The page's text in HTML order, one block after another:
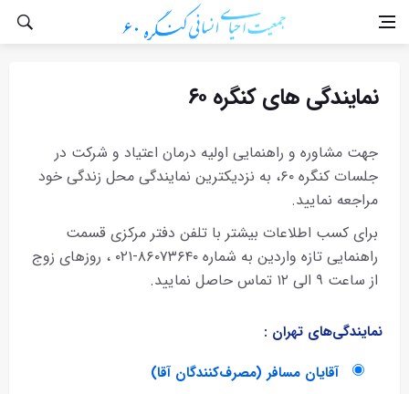
نمایندگی های کنگره ۶۰
جهت مشاوره و راهنمایی اولیه درمان اعتیاد و شرکت در
جلسات کنگره ۶۰، به نزدیکترین نمایندگی محل زندگی خود
مراجعه نمایید.
برای کسب اطلاعات بیشتر با تلفن دفتر مرکزی قسمت
راهنمایی تازه واردین به شماره ۸۶۰۷۳۶۴۰-۰۲۱ ، روزهای زوج
از ساعت ۹ الی ۱۲ تماس حاصل نمایید.
نمایندگی‌های تهران :
آقایان مسافر (مصرف‌کنندگان آقا)